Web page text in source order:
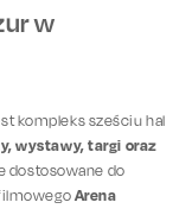
w
kompleks sześciu hal
wystawy, targi oraz
dostosowane do
Arena